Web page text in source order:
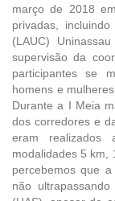
março de 2018
privadas,
(LAUC)
supervisão da
participantes se
homens e
Durante a I Meia
dos corredores e
eram
modalidades 5 km,
percebemos que
não